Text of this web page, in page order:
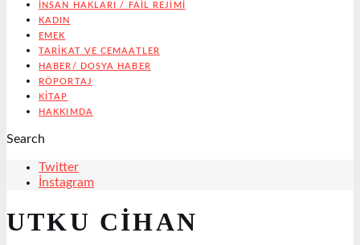
İNSAN HAKLARI / FAIL REJIMI
KADIN
EMEK
TARIKAT VE CEMAATLER
HABER/ DOSYA HABER
RÖPORTAJ
KITAP
HAKKIMDA
Search
Twitter
İnstagram
UTKU CIHAN